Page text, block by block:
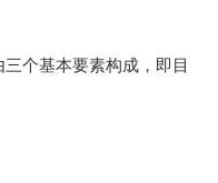
个基本要素构成，即目